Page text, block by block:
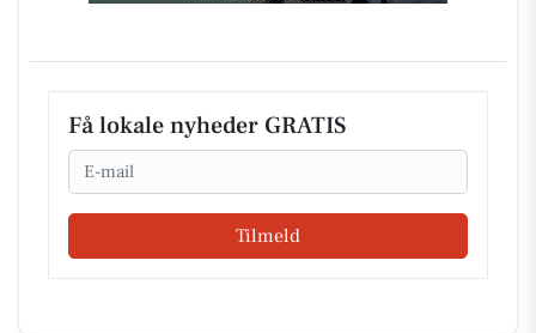
Få lokale nyheder GRATIS
Email
Tilmeld